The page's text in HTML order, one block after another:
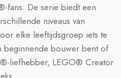
fans. De serie biedt een
niveaus van
elke leeftijdsgroep iets te
beginnende bouwer bent of
liefhebber, LEGO® Creator